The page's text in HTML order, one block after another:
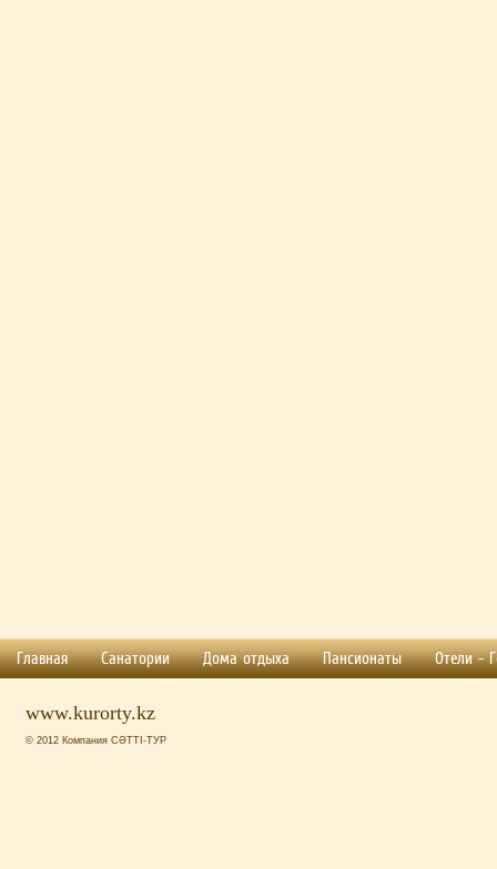
© 2012 Компания СӘТТІ-ТУР
www.kurorty.kz
Главная Санатории Дома отдыха Пансионаты Отели -